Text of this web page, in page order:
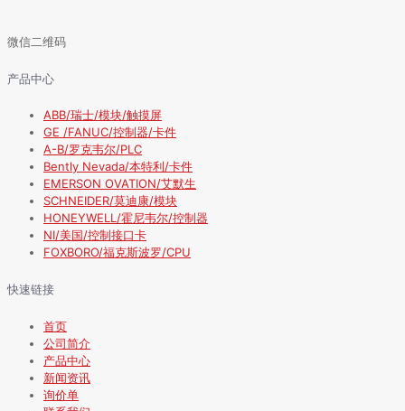
微信二维码
产品中心
ABB/瑞士/模块/触摸屏
GE /FANUC/控制器/卡件
A-B/罗克韦尔/PLC
Bently Nevada/本特利/卡件
EMERSON OVATION/艾默生
SCHNEIDER/莫迪康/模块
HONEYWELL/霍尼韦尔/控制器
NI/美国/控制接口卡
FOXBORO/福克斯波罗/CPU
快速链接
首页
公司简介
产品中心
新闻资讯
询价单